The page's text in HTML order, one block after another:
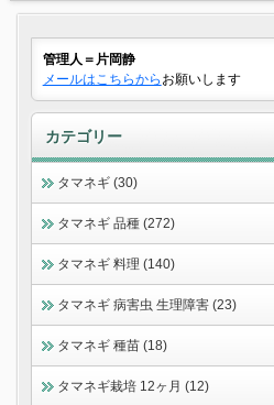
管理人＝片岡静
メールはこちらから お願いします
カテゴリー
タマネギ (30)
タマネギ 品種 (272)
タマネギ 料理 (140)
タマネギ 病害虫 生理障害 (23)
タマネギ 種苗 (18)
タマネギ栽培 12ヶ月 (12)